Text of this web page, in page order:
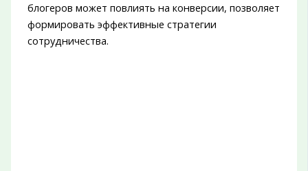
блогеров может повлиять на конверсии, позволяет
формировать эффективные стратегии
сотрудничества.